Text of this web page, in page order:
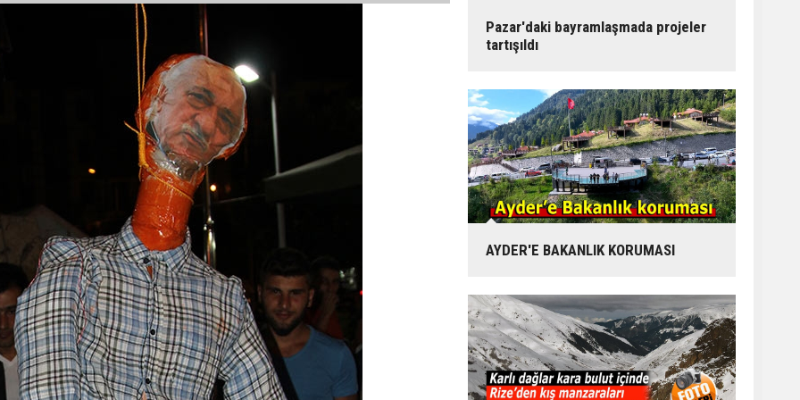
Pazar'daki bayramlaşmada projeler
tartışıldı
AYDER'E BAKANLIK KORUMASI